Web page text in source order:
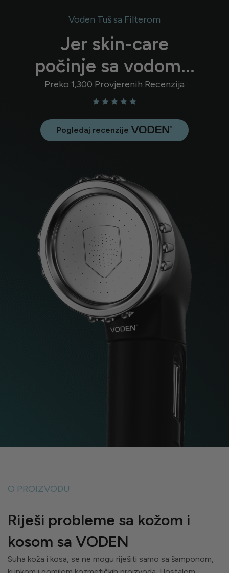
Voden Tuš sa Filterom
Jer skin-care
počinje sa vodom...
Preko 1,300 Provjerenih Recenzija
Pogledaj recenzije
O PROIZVODU
Riješi probleme sa kožom i
kosom sa VODEN
Suha koža i kosa, se ne mogu riješiti samo sa šamponom,